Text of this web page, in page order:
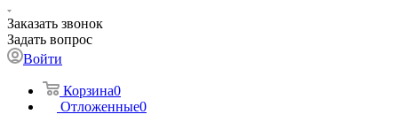
Заказать звонок
Задать вопрос
Войти
Корзина0
Отложенные0